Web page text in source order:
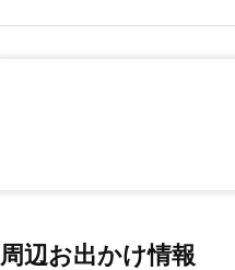
周辺お出かけ情報